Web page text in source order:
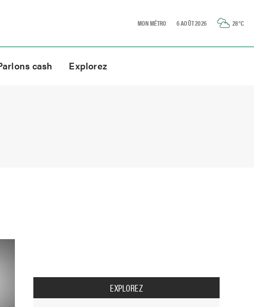
MON MÉTRO 6 AOÛT 2026 28°C
cash Explorez
EXPLOREZ